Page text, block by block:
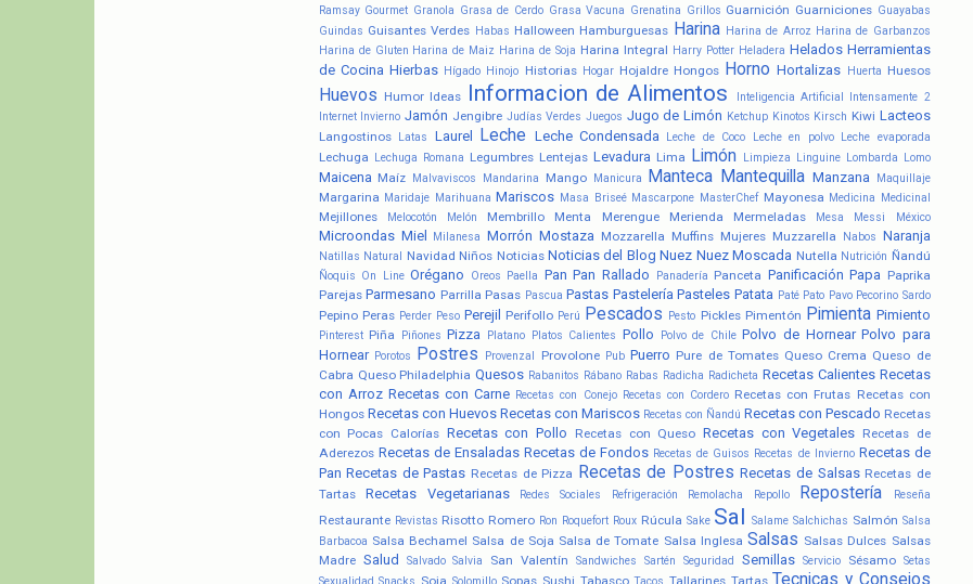
Ramsay Gourmet Granola Grasa de Cerdo Grasa Vacuna Grenatina Grillos Guarnición Guarniciones Guayabas
Guindas Guisantes Verdes Habas Halloween Hamburguesas Harina Harina de Arroz Harina de Garbanzos
Harina de Gluten Harina de Maiz Harina de Soja Harina Integral Harry Potter Heladera Helados Herramientas
de Cocina Hierbas Hígado Hinojo Historias Hogar Hojaldre Hongos Horno Hortalizas Huerta Huesos
Huevos Humor Ideas Informacion de Alimentos Inteligencia Artificial Intensamente 2
Internet Invierno Jamón Jengibre Judías Verdes Juegos Jugo de Limón Ketchup Kinotos Kirsch Kiwi Lacteos
Langostinos Latas Laurel Leche Leche Condensada Leche de Coco Leche en polvo Leche evaporada
Lechuga Lechuga Romana Legumbres Lentejas Levadura Lima Limón Limpieza Linguine Lombarda Lomo
Maicena Maíz Malvaviscos Mandarina Mango Manicura Manteca Mantequilla Manzana Maquillaje
Margarina Maridaje Marihuana Mariscos Masa Briseé Mascarpone MasterChef Mayonesa Medicina Medicinal
Mejillones Melocotón Melón Membrillo Menta Merengue Merienda Mermeladas Mesa Messi México
Microondas Miel Milanesa Morrón Mostaza Mozzarella Muffins Mujeres Muzzarella Nabos Naranja
Natillas Natural Navidad Niños Noticias Noticias del Blog Nuez Nuez Moscada Nutella Nutrición Ñandú
Ñoquis On Line Orégano Oreos Paella Pan Pan Rallado Panadería Panceta Panificación Papa Paprika
Parejas Parmesano Parrilla Pasas Pascua Pastas Pastelería Pasteles Patata Paté Pato Pavo Pecorino Sardo
Pepino Peras Perder Peso Perejil Perifollo Perú Pescados Pesto Pickles Pimentón Pimienta Pimiento
Pinterest Piña Piñones Pizza Platano Platos Calientes Pollo Polvo de Chile Polvo de Hornear Polvo para
Hornear Porotos Postres Provenzal Provolone Pub Puerro Pure de Tomates Queso Crema Queso de
Cabra Queso Philadelphia Quesos Rabanitos Rábano Rabas Radicha Radicheta Recetas Calientes Recetas
con Arroz Recetas con Carne Recetas con Conejo Recetas con Cordero Recetas con Frutas Recetas con
Hongos Recetas con Huevos Recetas con Mariscos Recetas con Ñandú Recetas con Pescado Recetas
con Pocas Calorías Recetas con Pollo Recetas con Queso Recetas con Vegetales Recetas de
Aderezos Recetas de Ensaladas Recetas de Fondos Recetas de Guisos Recetas de Invierno Recetas de
Pan Recetas de Pastas Recetas de Pizza Recetas de Postres Recetas de Salsas Recetas de
Tartas
Recetas Vegetarianas Redes Sociales Refrigeración Remolacha Repollo Repostería Reseña
Restaurante Revistas Risotto Romero Ron Roquefort Roux Rúcula Sake Sal Salame Salchichas Salmón Salsa
Barbacoa Salsa Bechamel Salsa de Soja Salsa de Tomate Salsa Inglesa Salsas Salsas Dulces Salsas
Madre Salud Salvado Salvia San Valentín Sandwiches Sartén Seguridad Semillas Servicio Sésamo Setas
Sexualidad Snacks Soja Solomillo Sopas Sushi Tabasco Tacos Tallarines Tartas Tecnicas y Consejos